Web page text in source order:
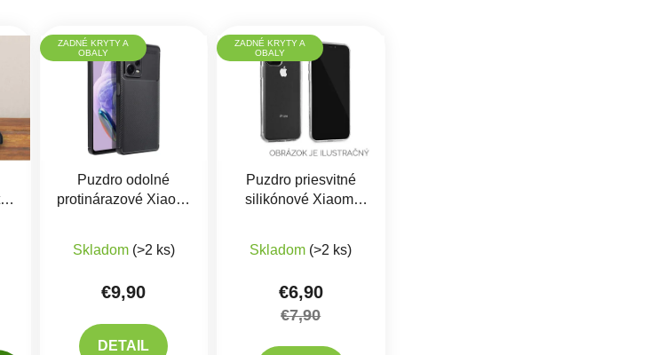
ZADNÉ KRYTY A
OBALY
Puzdro odolné
protinárazové Xiaomi
Skladom (>2 ks)
€9,90
DETAIL
ZADNÉ KRYTY A
OBALY
Puzdro priesvitné
silikónové Xiaomi
Skladom (>2 ks)
€6,90
€7,90